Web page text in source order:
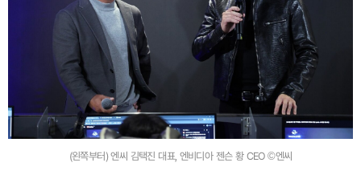
(왼쪽부터) 엔씨 김택진 대표, 엔비디아 젠슨 황 CEO ©엔씨